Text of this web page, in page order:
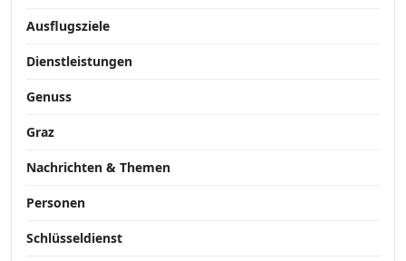
Ausflugsziele
Dienstleistungen
Genuss
Graz
Nachrichten & Themen
Personen
Schlüsseldienst